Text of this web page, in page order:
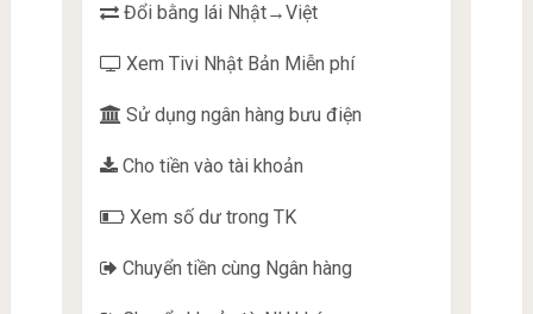
Đổi bằng lái Nhật→Việt
Xem Tivi Nhật Bản Miễn phí
Sử dụng ngân hàng bưu điện
Cho tiền vào tài khoản
Xem số dư trong TK
Chuyển tiền cùng Ngân hàng